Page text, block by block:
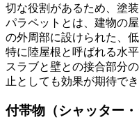
切な役割があるため、塗
パラペットとは、建物の
の外周部に設けられた、
特に陸屋根と呼ばれる水
スラブと壁との接合部分
止としても効果が期待でき
付帯物（シャッター